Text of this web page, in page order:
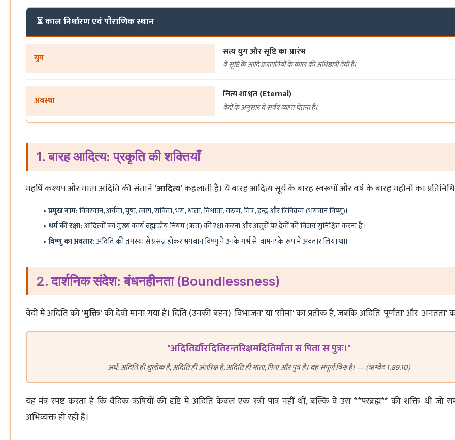
⏳ काल निर्धारण एवं पौराणिक स्थान
युग सत्य युग और सृष्टि का प्रारंभ
वे सृष्टि के आदि प्रजापतियों के काल की अधिष्ठात्री देवी हैं।
अवस्था नित्य शाश्वत (Eternal)
वेदों के अनुसार वे सर्वत्र व्याप्त चेतना हैं।
1. बारह आदित्य: प्रकृति की शक्तियाँ
महर्षि कश्यप और माता अदिति की संतानें'आदित्य'कहलाती हैं। ये बारह आदित्य सूर्य के बारह स्वरूपों और वर्ष के बारह महीनों का
प्रमुख नाम:विवस्वान, अर्यमा, पूषा, त्वष्टा, सविता, भग, धाता, विधाता, वरुण, मित्र, इन्द्र और त्रिविक्रम (भगवान विष्णु)।
धर्म की रक्षा: आदित्यों का मुख्य कार्य ब्रह्मांडीय नियम (ऋत) की रक्षा करना और असुरों पर देवों की विजय सुनिश्चित करना है।
विष्णु का अवतार:अदिति की तपस्या से प्रसन्न होकर भगवान विष्णु ने उनके गर्भ से 'वामन' के रूप में अवतार लिया था।
2. दार्शनिक संदेश: बंधनहीनता (Boundlessness)
वेदों में अदिति को'मुक्ति'की देवी माना गया है। दिति (उनकी बहन) 'विभाजन' या 'सीमा' का प्रतीक हैं, जबकि अदिति 'पूर्णता' और 'अनंतता'
"अदितिर्द्यौरदितिरन्तरिक्षमदितिर्माता स पिता स पुत्रः।"
अर्थ: अदिति ही द्युलोक है, अदिति ही अंतरिक्ष है, अदिति ही माता, पिता और पुत्र है। वह संपूर्ण विश्व है। — (ऋग्वेद 1.89.10)
यह मंत्र स्पष्ट करता है कि वैदिक ऋषियों की दृष्टि में अदिति केवल एक स्त्री पात्र नहीं थीं, बल्कि वे उस **परब्रह्म** की शक्ति थीं जो
अभिव्यक्त हो रही है।